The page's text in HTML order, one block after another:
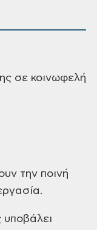
σε κοινωφελή
την ποινή